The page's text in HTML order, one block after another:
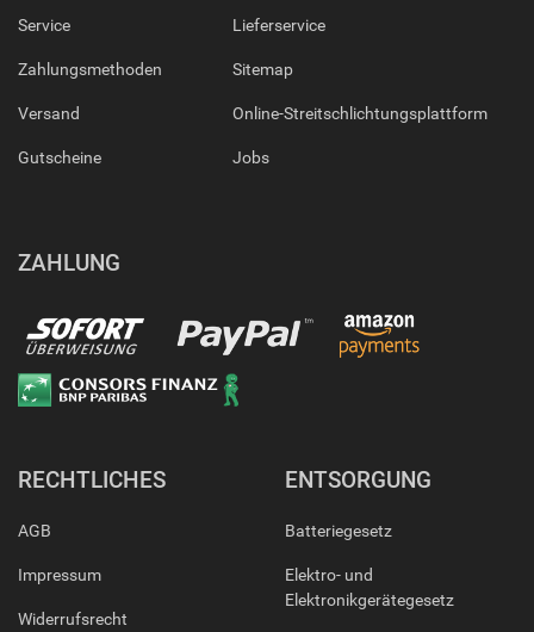
Service
Zahlungsmethoden
Versand
Gutscheine
Lieferservice
Sitemap
Online-Streitschlichtungsplattform
Jobs
ZAHLUNG
RECHTLICHES
AGB
Impressum
Widerrufsrecht
ENTSORGUNG
Batteriegesetz
Elektro- und
Elektronikgerätegesetz